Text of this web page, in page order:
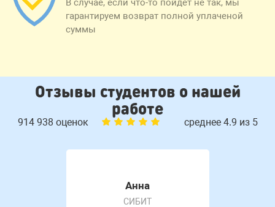
В случае, если что-то пойдет не так, мы
гарантируем возврат полной уплаченой
суммы
Отзывы студентов о нашей
работе
914 938 оценок среднее 4.9 из 5
Анна
СИБИТ